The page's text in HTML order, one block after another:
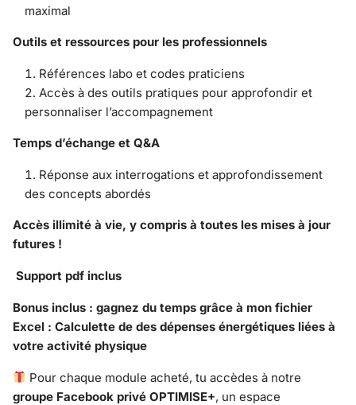
maximal
Outils et ressources pour les professionnels
Références labo et codes praticiens
Accès à des outils pratiques pour approfondir et
personnaliser l’accompagnement
Temps d’échange et Q&A
Réponse aux interrogations et approfondissement
des concepts abordés
Accès illimité à vie, y compris à toutes les mises à jour
futures !
Support pdf inclus
Bonus inclus : gagnez du temps grâce à mon fichier
Excel : Calculette de des dépenses énergétiques liées à
votre activité physique
Pour chaque module acheté, tu accèdes à notre
groupe Facebook privé OPTIMISE+, un espace